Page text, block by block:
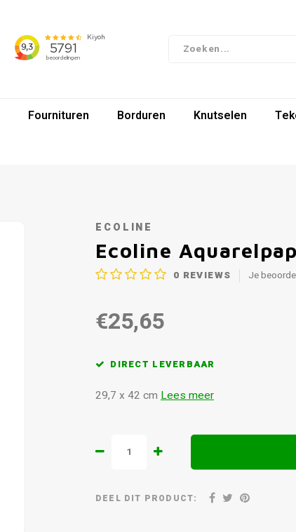
Fournituren Borduren Knutselen
ECOLINE
Ecoline
0 REVIEWS Je
€25,65
DIRECT LEVERBAAR
29,7 x 42 cm Lees meer
DEEL DIT PRODUCT: